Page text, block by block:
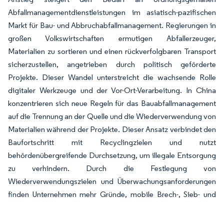
Abfallmanagementdienstleistungen im asiatisch-pazifischen
Markt für Bau- und Abbruchabfallmanagement. Regierungen in
großen Volkswirtschaften ermutigen Abfallerzeuger,
Materialien zu sortieren und einen rückverfolgbaren Transport
sicherzustellen, angetrieben durch politisch geförderte
Projekte. Dieser Wandel unterstreicht die wachsende Rolle
digitaler Werkzeuge und der Vor-Ort-Verarbeitung. In China
konzentrieren sich neue Regeln für das Bauabfallmanagement
auf die Trennung an der Quelle und die Wiederverwendung von
Materialien während der Projekte. Dieser Ansatz verbindet den
Baufortschritt mit Recyclingzielen und nutzt
behördenübergreifende Durchsetzung, um illegale Entsorgung
zu verhindern. Durch die Festlegung von
Wiederverwendungszielen und Überwachungsanforderungen
finden Unternehmen mehr Gründe, mobile Brech-, Sieb- und